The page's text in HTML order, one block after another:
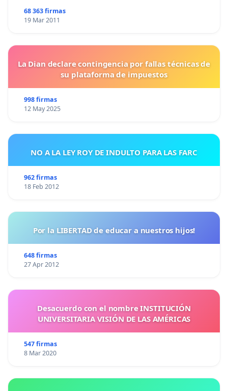
68 363 firmas
19 Mar 2011
La Dian declare contingencia por fallas técnicas de
su plataforma de impuestos
998 firmas
12 May 2025
NO A LA LEY ROY DE INDULTO PARA LAS FARC
962 firmas
18 Feb 2012
Por la LIBERTAD de educar a nuestros hijos!
648 firmas
27 Apr 2012
Desacuerdo con el nombre INSTITUCIÓN
UNIVERSITARIA VISIÓN DE LAS AMÉRICAS
547 firmas
8 Mar 2020